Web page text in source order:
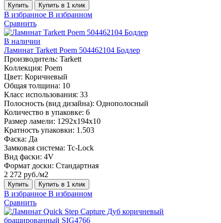
Купить Купить в 1 клик
В избранное В избранном
Сравнить
В наличии
Ламинат Tarkett Poem 504462104 Бодлер
Производитель: Tarkett
Коллекция: Poem
Цвет: Коричневый
Общая толщина: 10
Класс использования: 33
Полосность (вид дизайна): Однополосный
Количество в упаковке: 6
Размер ламели: 1292х194х10
Кратность упаковки: 1.503
Фаска: Да
Замковая система: Tc-Lock
Вид фаски: 4V
Формат доски: Стандартная
2 272 руб./м2
Купить Купить в 1 клик
В избранное В избранном
Сравнить